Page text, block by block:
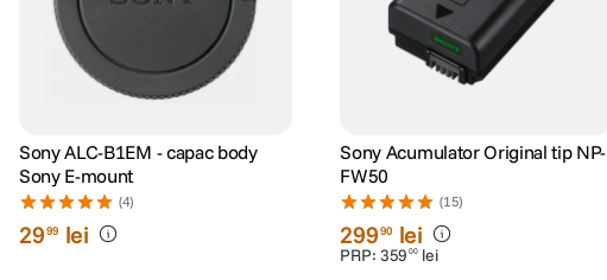
Sony ALC-B1EM - capac body
Sony E-mount
(4)
2999 lei
Sony Acumulator Original tip NP-
FW50
(15)
29990 lei
PRP: 359 00 lei